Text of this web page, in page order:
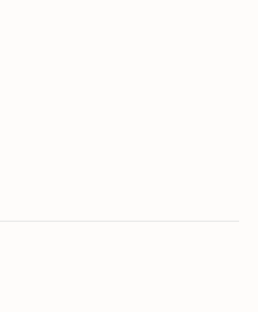
sich Ruhe und